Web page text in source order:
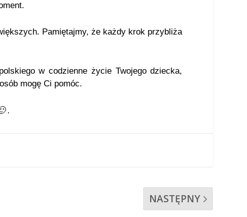
Pamiętajmy, że każdy krok przybliża
w codzienne życie Twojego dziecka,
mogę Ci pomóc.
.
NASTĘPNY